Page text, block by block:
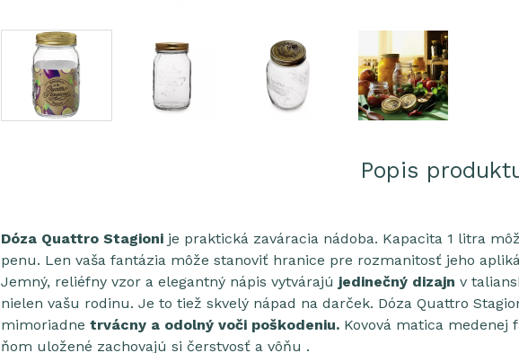
Popis
Dóza Quattro Stagionije praktická zaváracia nádoba. Kapacita 1 litra
penu. Len vaša fantázia môže stanoviť hranice pre rozmanitosť jeho
Jemný, reliéfny vzor a elegantný nápis vytvárajú jedinečný dizajn v
nielen vašu rodinu. Je to tiež skvelý nápad na darček. Dóza Quattro
mimoriadne trvácny a odolný voči poškodeniu.Kovová matica medenej
ňom uložené zachovajú si čerstvosť a vôňu .